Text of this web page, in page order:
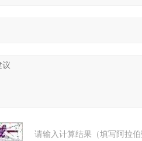
请输入计算结果（填写阿拉